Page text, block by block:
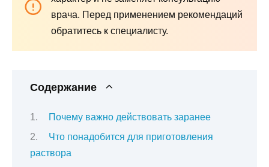
врача. Перед применением рекомендаций
обратитесь к специалисту.
Содержание
Почему важно действовать заранее
Что понадобится для приготовления
раствора